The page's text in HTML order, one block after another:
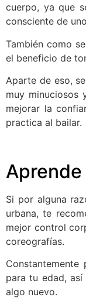
cuerpo, ya que
consciente de
También como
el beneficio de
Aparte de eso,
muy minuciosos
mejorar la
practica al bailar.
Aprende
Si por alguna
urbana, te
mejor control
coreografías.
para tu edad,
algo nuevo.